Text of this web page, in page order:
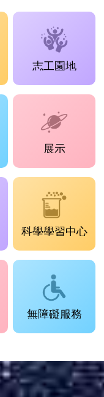
志工園地
展示
科學學習中心
無障礙服務